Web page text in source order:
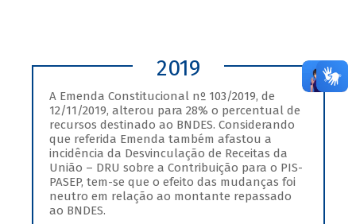
2019
A Emenda Constitucional nº 103/2019, de
12/11/2019, alterou para 28% o percentual de
recursos destinado ao BNDES. Considerando
que referida Emenda também afastou a
incidência da Desvinculação de Receitas da
União – DRU sobre a Contribuição para o PIS-
PASEP, tem-se que o efeito das mudanças foi
neutro em relação ao montante repassado
ao BNDES.